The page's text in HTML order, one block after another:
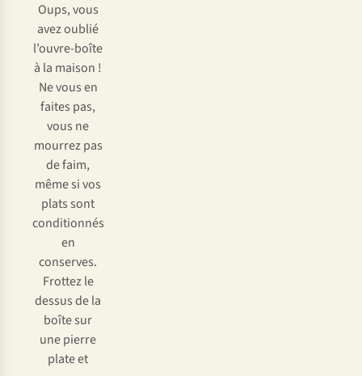
Oups, vous
avez oublié
l’ouvre-boîte
à la maison !
Ne vous en
faites pas,
vous ne
mourrez pas
de faim,
même si vos
plats sont
conditionnés
en
conserves.
Frottez le
dessus de la
boîte sur
une pierre
plate et